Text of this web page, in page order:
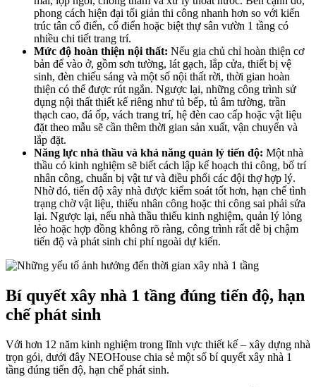
phong cách hiện đại tối giản thi công nhanh hơn so với kiến
trúc tân cổ điển, cổ điển hoặc biệt thự sân vườn 1 tầng có
nhiều chi tiết trang trí.
Mức độ hoàn thiện nội thất: Nếu gia chủ chỉ hoàn thiện cơ
bản để vào ở, gồm sơn tường, lát gạch, lắp cửa, thiết bị vệ
sinh, đèn chiếu sáng và một số nội thất rời, thời gian hoàn
thiện có thể được rút ngắn. Ngược lại, những công trình sử
dụng nội thất thiết kế riêng như tủ bếp, tủ âm tường, trần
thạch cao, đá ốp, vách trang trí, hệ đèn cao cấp hoặc vật liệu
đặt theo mẫu sẽ cần thêm thời gian sản xuất, vận chuyển và
lắp đặt.
Năng lực nhà thầu và khả năng quản lý tiến độ: Một nhà
thầu có kinh nghiệm sẽ biết cách lập kế hoạch thi công, bố trí
nhân công, chuẩn bị vật tư và điều phối các đội thợ hợp lý.
Nhờ đó, tiến độ xây nhà được kiểm soát tốt hơn, hạn chế tình
trạng chờ vật liệu, thiếu nhân công hoặc thi công sai phải sửa
lại. Ngược lại, nếu nhà thầu thiếu kinh nghiệm, quản lý lỏng
lẻo hoặc hợp đồng không rõ ràng, công trình rất dễ bị chậm
tiến độ và phát sinh chi phí ngoài dự kiến.
Bí quyết xây nhà 1 tầng đúng tiến độ, hạn
chế phát sinh
Với hơn 12 năm kinh nghiệm trong lĩnh vực thiết kế – xây dựng nhà
trọn gói, dưới đây NEOHouse chia sẻ một số bí quyết xây nhà 1
tầng đúng tiến độ, hạn chế phát sinh.